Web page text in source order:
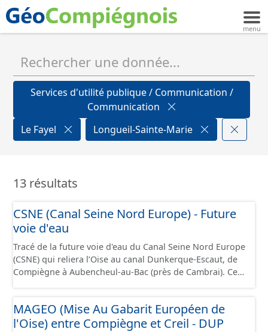
Services d'utilité publique / Communication /
Communication
Le Fayel
Longueil-Sainte-Marie
13 résultats
CSNE (Canal Seine Nord Europe) - Future
voie d'eau
Tracé de la future voie d'eau du Canal Seine Nord Europe
(CSNE) qui reliera l’Oise au canal Dunkerque-Escaut, de
Compiègne à Aubencheul-au-Bac (près de Cambrai). Ce
jusque 11,40 mètres de large, pouvant contenir 4 400
tonnes de marchandises, soit l'équivalent de 220
MAGEO (Mise Au Gabarit Européen de
l'Oise) entre Compiègne et Creil - DUP